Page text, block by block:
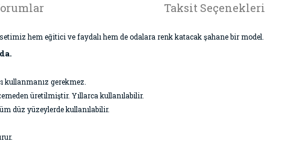
Taksit Seçenekleri
hem eğitici ve faydalı hem de odalara renk katacak şahane bir model.
kullanmanız gerekmez.
üretilmiştir. Yıllarca kullanılabilir.
düz yüzeylerde kullanılabilir.